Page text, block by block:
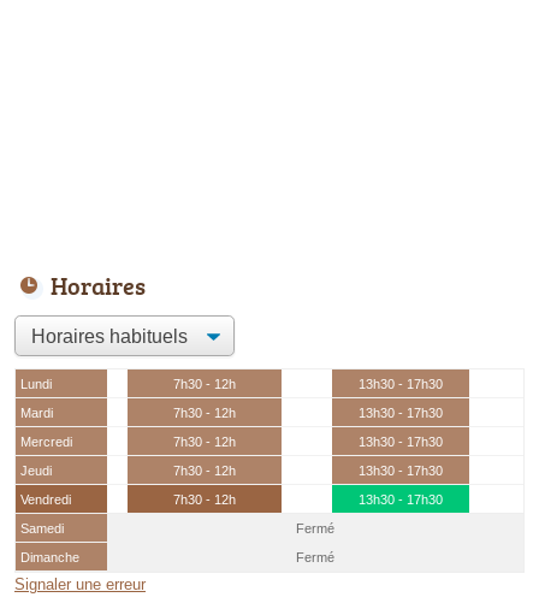
Horaires
Lundi 7h30 - 12h
13h30 - 17h30
Mardi
7h30 - 12h
13h30 - 17h30
Mercredi
7h30 - 12h
13h30 - 17h30
Jeudi
7h30 - 12h
13h30 - 17h30
Vendredi
7h30 - 12h
13h30 - 17h30
Samedi
Fermé
Dimanche
Fermé
Signaler une erreur